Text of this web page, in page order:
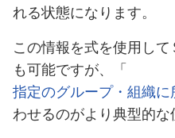
れる状態になります。
この情報を式を使用して
も可能ですが、「
指定のグループ・組織
わせるのがより典型的な